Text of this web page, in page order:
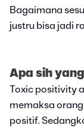
Bagaimana
justru bisa jadi
Apa sih
Toxic positivity
memaksa
positif.